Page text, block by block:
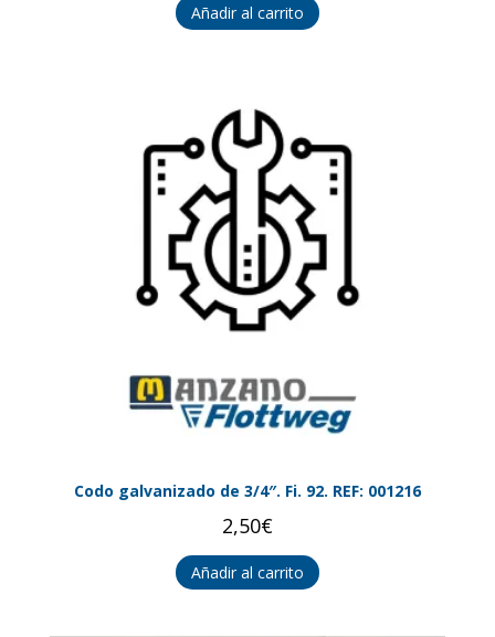
Añadir al carrito
Codo galvanizado de 3/4″. Fi. 92. REF: 001216
2,50€
Añadir al carrito